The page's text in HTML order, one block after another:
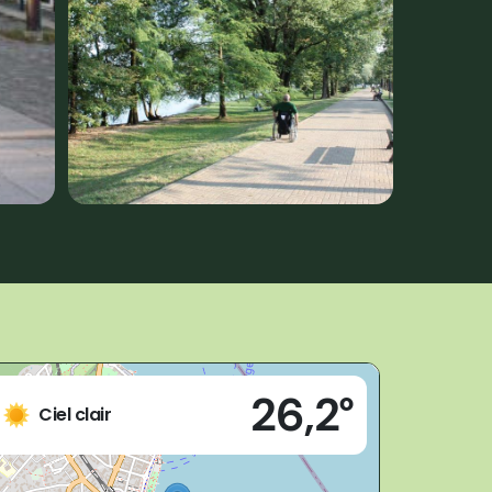
Ciel clair 26,2°
Piazzale Aldo Moro
28041 - Orta San Giulio (NO)